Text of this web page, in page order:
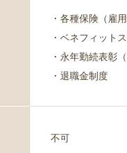
・各種保険（雇
・ベネフィット
・永年勤続表彰
・退職金制度
不可